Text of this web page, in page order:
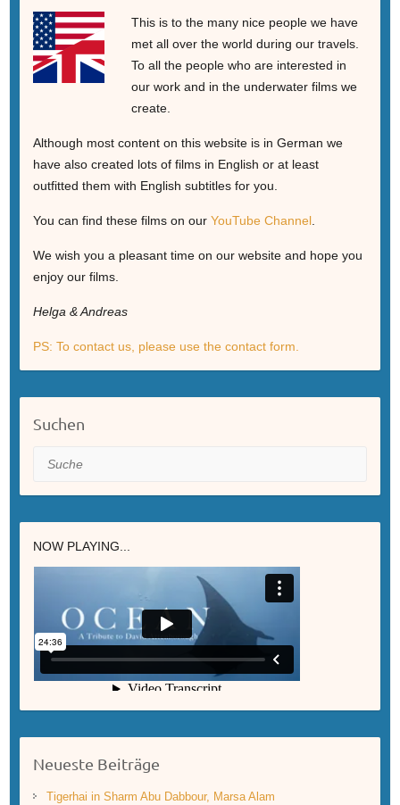
This is to the many nice people we have
met all over the world during our travels.
To all the people who are interested in
our work and in the underwater films we
create.
Although most content on this website is in German we
have also created lots of films in English or at least
outfitted them with English subtitles for you.
You can find these films on our YouTube Channel.
We wish you a pleasant time on our website and hope you
enjoy our films.
Helga & Andreas
PS: To contact us, please use the contact form.
Suchen
Suche
NOW PLAYING...
Neueste Beiträge
Tigerhai in Sharm Abu Dabbour, Marsa Alam